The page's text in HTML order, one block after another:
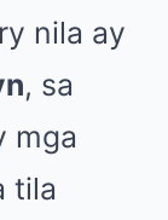
nila ay
, sa
mga
tila